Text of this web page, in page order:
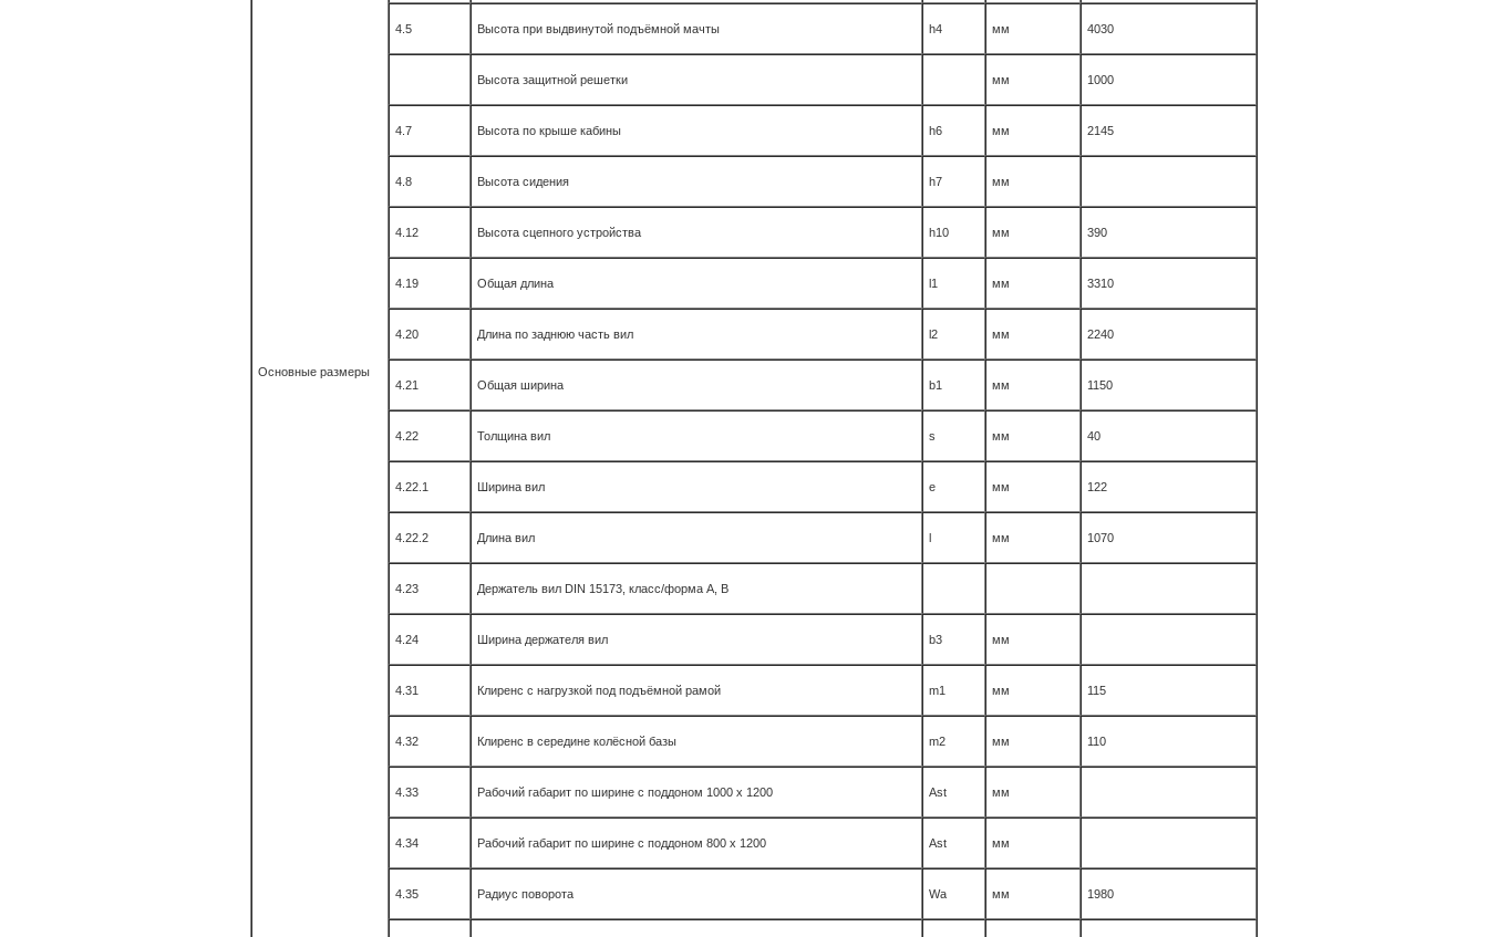
Основные размеры
4.5 Высота при выдвинутой подъёмной мачты h4 мм 4030
Высота защитной решетки мм 1000
4.7 Высота по крыше кабины h6 мм 2145
4.8 Высота сидения h7 мм
4.12 Высота сцепного устройства h10 мм 390
4.19 Общая длина l1 мм 3310
4.20 Длина по заднюю часть вил l2 мм 2240
4.21 Общая ширина b1 мм 1150
4.22 Толщина вил s мм 40
4.22.1 Ширина вил e мм 122
4.22.2 Длина вил l мм 1070
4.23 Держатель вил DIN 15173, класс/форма A, B
4.24 Ширина держателя вил b3 мм
4.31 Клиренс с нагрузкой под подъёмной рамой m1 мм 115
4.32 Клиренс в середине колёсной базы m2 мм 110
4.33 Рабочий габарит по ширине с поддоном 1000 x 1200 Ast мм
4.34 Рабочий габарит по ширине с поддоном 800 x 1200 Ast мм
4.35 Радиус поворота Wa мм 1980